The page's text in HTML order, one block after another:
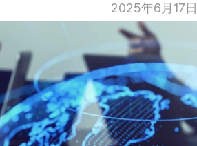
2025年6月17日